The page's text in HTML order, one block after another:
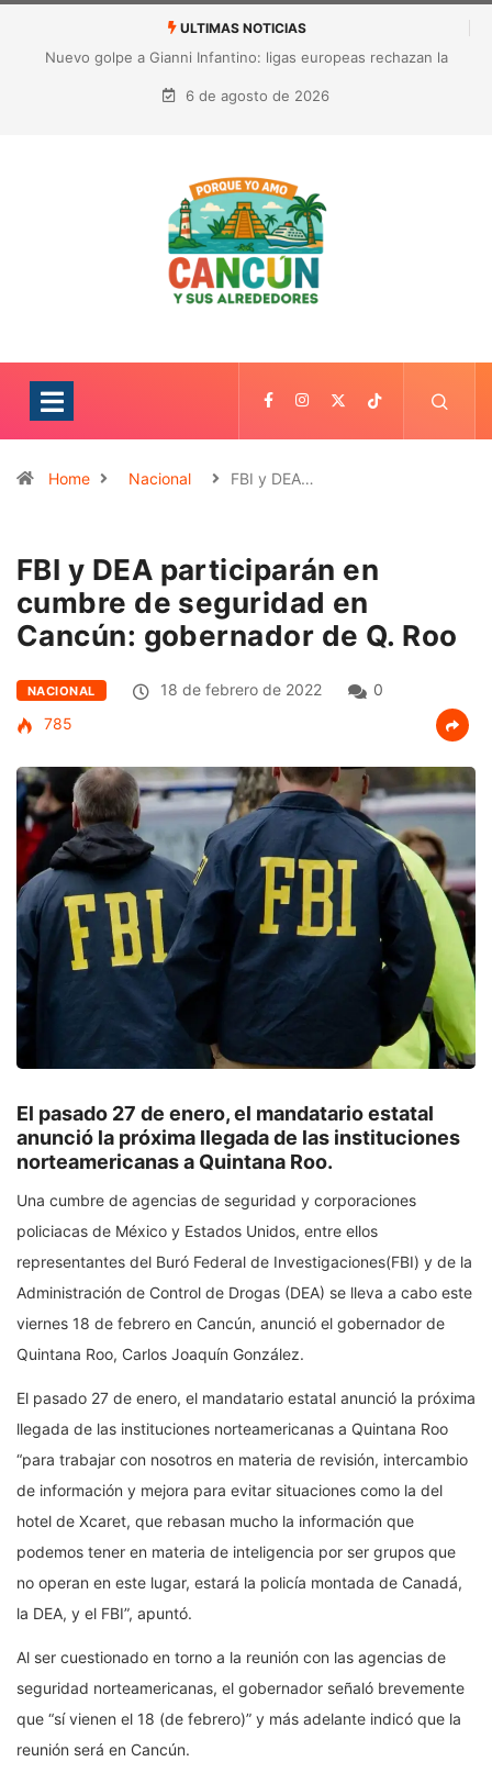
ULTIMAS NOTICIAS
Nuevo golpe a Gianni Infantino: ligas europeas rechazan la
expansión de las competiciones de la FIFA
6 de agosto de 2026
Home Nacional FBI y DEA…
FBI y DEA participarán en
cumbre de seguridad en
Cancún: gobernador de Q. Roo
NACIONAL 18 de febrero de 2022
0
785
El pasado 27 de enero, el mandatario estatal
anunció la próxima llegada de las instituciones
norteamericanas a Quintana Roo.
Una cumbre de agencias de seguridad y corporaciones
policiacas de México y Estados Unidos, entre ellos
representantes del Buró Federal de Investigaciones(FBI) y de la
Administración de Control de Drogas (DEA) se lleva a cabo este
viernes 18 de febrero en Cancún, anunció el gobernador de
Quintana Roo, Carlos Joaquín González.
El pasado 27 de enero, el mandatario estatal anunció la próxima
llegada de las instituciones norteamericanas a Quintana Roo
“para trabajar con nosotros en materia de revisión, intercambio
de información y mejora para evitar situaciones como la del
hotel de Xcaret, que rebasan mucho la información que
podemos tener en materia de inteligencia por ser grupos que
no operan en este lugar, estará la policía montada de Canadá,
la DEA, y el FBI”, apuntó.
Al ser cuestionado en torno a la reunión con las agencias de
seguridad norteamericanas, el gobernador señaló brevemente
que “sí vienen el 18 (de febrero)” y más adelante indicó que la
reunión será en Cancún.